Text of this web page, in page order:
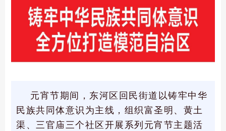
元宵节期间，东河区回民街道以铸牢中华
民族共同体意识为主线，组织富圣明、黄土
渠、三官庙三个社区开展系列元宵节主题活